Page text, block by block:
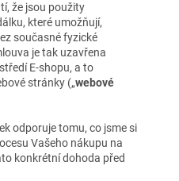
že jsou použity
které umožňují,
současné fyzické
je tak uzavřena
E-shopu, a to
stránky („webové
odporuje tomu, co jsme si
Vašeho nákupu na
konkrétní dohoda před